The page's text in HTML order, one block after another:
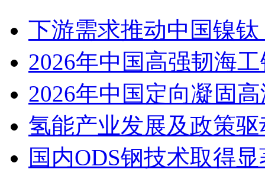
下游需求推动中国镍
2026年中国高强韧海
2026年中国定向凝固
氢能产业发展及政策
国内ODS钢技术取得